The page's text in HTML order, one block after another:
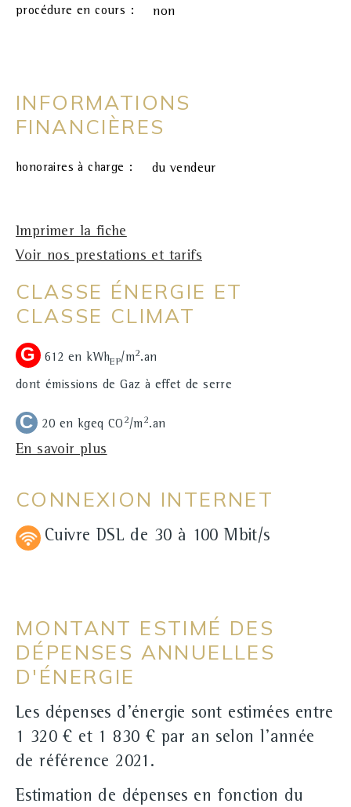
procédure en cours : non
INFORMATIONS
FINANCIÈRES
honoraires à charge : du vendeur
Imprimer la fiche
Voir nos prestations et tarifs
CLASSE ÉNERGIE ET
CLASSE CLIMAT
G 612 en kWhEP/m2.an
dont émissions de Gaz à effet de serre
C 20 en kgeq CO 2/m 2.an
En savoir plus
CONNEXION INTERNET
Cuivre DSL de 30 à 100 Mbit/s
MONTANT ESTIMÉ DES
DÉPENSES ANNUELLES
D'ÉNERGIE
Les dépenses d'énergie sont estimées entre
1 320 € et 1 830 € par an selon l'année
de référence 2021.
Estimation de dépenses en fonction du